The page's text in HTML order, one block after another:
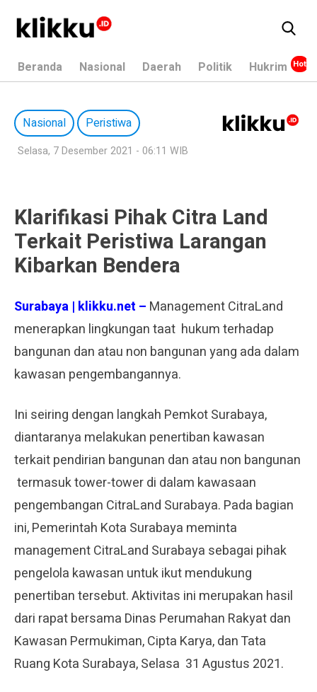
Beranda Nasional Daerah Politik Hukrim
Nasional Peristiwa
Selasa, 7 Desember 2021 - 06:11 WIB
Klarifikasi Pihak Citra Land
Terkait Peristiwa Larangan
Kibarkan Bendera
Surabaya | klikku.net – Management CitraLand
menerapkan lingkungan taat hukum terhadap
bangunan dan atau non bangunan yang ada dalam
kawasan pengembangannya.
Ini seiring dengan langkah Pemkot Surabaya,
diantaranya melakukan penertiban kawasan
terkait pendirian bangunan dan atau non bangunan
termasuk tower-tower di dalam kawasaan
pengembangan CitraLand Surabaya. Pada bagian
ini, Pemerintah Kota Surabaya meminta
management CitraLand Surabaya sebagai pihak
pengelola kawasan untuk ikut mendukung
penertiban tersebut. Aktivitas ini merupakan hasil
dari rapat bersama Dinas Perumahan Rakyat dan
Kawasan Permukiman, Cipta Karya, dan Tata
Ruang Kota Surabaya, Selasa 31 Agustus 2021.